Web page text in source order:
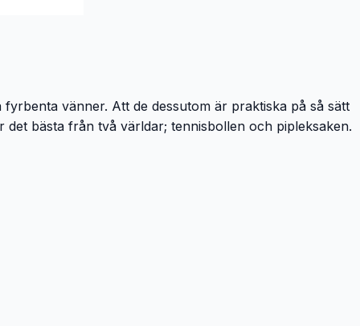
vänner. Att de dessutom är praktiska på så sätt
bästa från två världar; tennisbollen och pipleksaken.